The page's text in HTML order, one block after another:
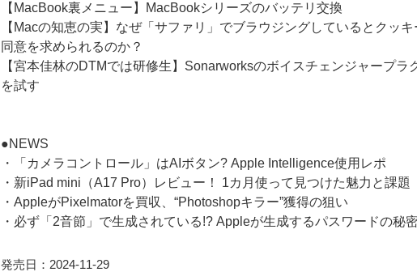
【MacBook裏メニュー】MacBookシリーズのバッテリ交換
【Macの知恵の実】なぜ「サファリ」でブラウジングしているとクッキ
同意を求められるのか？
【宮本佳林のDTMでは研修生】Sonarworksのボイスチェンジャープラ
を試す
●NEWS
・「カメラコントロール」はAIボタン? Apple Intelligence使用レポ
・新iPad mini（A17 Pro）レビュー！ 1カ月使って見つけた魅力と課題
・AppleがPixelmatorを買収、“Photoshopキラー”獲得の狙い
・必ず「2音節」で生成されている!? Appleが生成するパスワードの秘
発売日：2024-11-29